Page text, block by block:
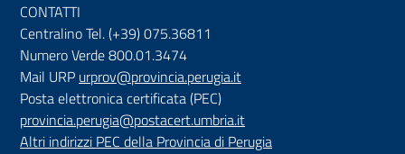
CONTATTI
Centralino Tel. (+39) 075.36811
Numero Verde 800.01.3474
Mail URP urprov@provincia.perugia.it
Posta elettronica certificata (PEC)
provincia.perugia@postacert.umbria.it
Altri indirizzi PEC della Provincia di Perugia